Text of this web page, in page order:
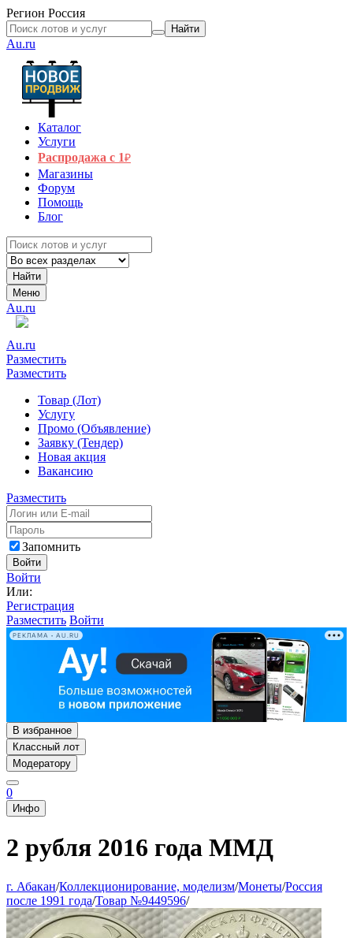
Регион Россия
Найти
Au.ru
Каталог
Услуги
Распродажа с 1₽
Магазины
Форум
Помощь
Блог
Найти
Меню
Au.ru
Au.ru
Разместить
Разместить
Товар (Лот)
Услугу
Промо (Объявление)
Заявку (Тендер)
Новая акция
Вакансию
Разместить
Запомнить
Войти
Войти
Или:
Регистрация
Разместить Войти
РЕКЛАМА • AU.RU
В избранное
Классный лот
Модератору
0
Инфо
2 рубля 2016 года ММД
г. Абакан/Коллекционирование, моделизм/Монеты/Россия
после 1991 года/Товар №9449596/